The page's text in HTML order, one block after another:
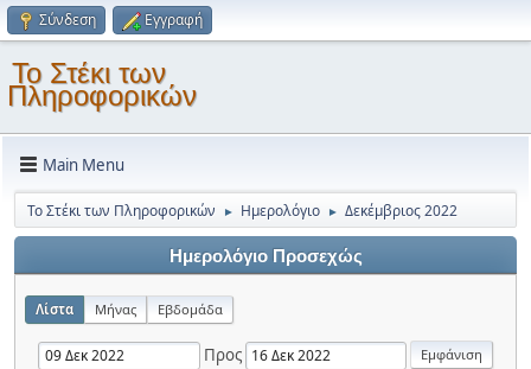
Σύνδεση Εγγραφή
Το Στέκι των
Πληροφορικών
Main Menu
Το Στέκι των Πληροφορικών ► Ημερολόγιο ► Δεκέμβριος 2022
Ημερολόγιο Προσεχώς
Λίστα Μήνας Εβδομάδα
Προς